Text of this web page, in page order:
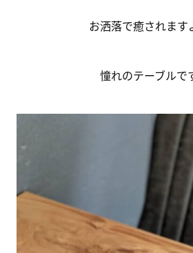
お洒落で癒されます
憧れのテーブルで